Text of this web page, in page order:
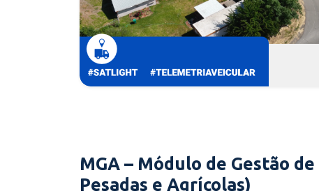
MGA – Módulo de Gestão
Pesadas e Agrícolas)